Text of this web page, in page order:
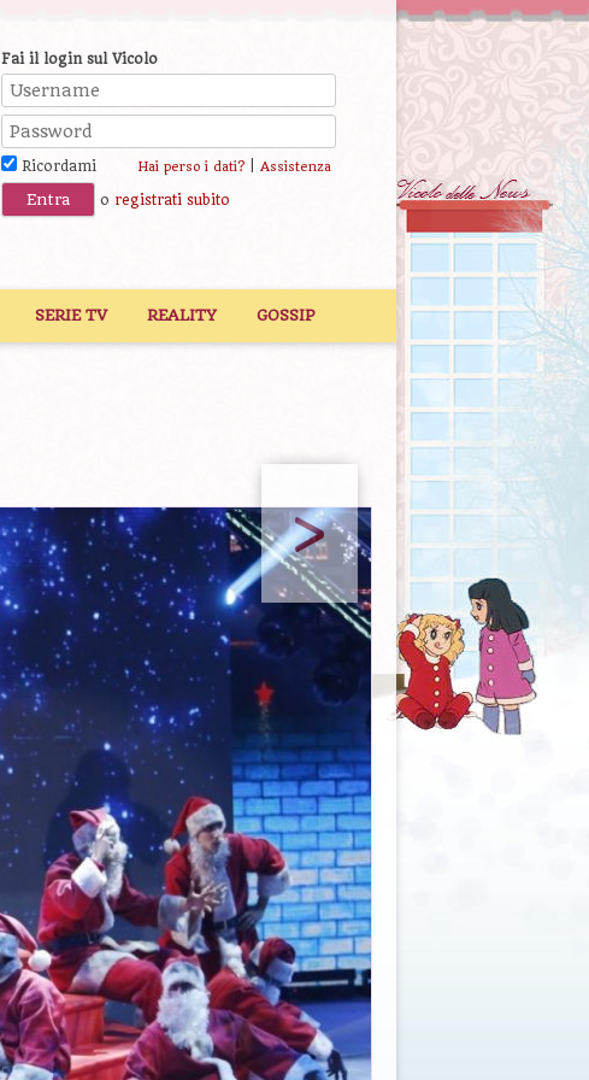
Fai il login sul Vicolo
Ricordami Hai perso i dati?| Assistenza
o registrati subito
SERIE TV REALITY GOSSIP
>